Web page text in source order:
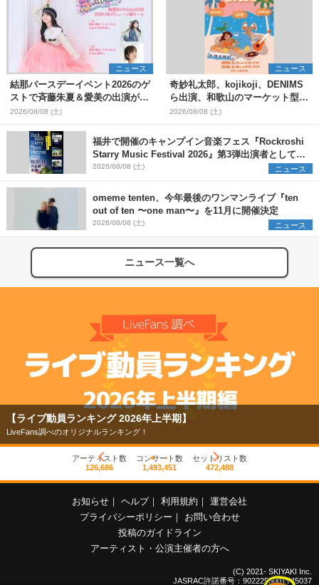
ニュース
結那バースデーイベント2026のゲ
ストで斉藤朱夏＆愛美の出演が決
定
2026/08/08 (土)
ニュース
奇妙礼太郎、kojikoji、DENIMS
ら出演、和歌山のマーケット型野
外イベント『PICNIC JAM
2026』早割チケット発売開始
2026/08/08 (土)
福井で開催のキャンプイン音楽フェス『Rockroshi
Starry Music Festival 2026』第3弾出演者として
SCOOBIE DO、かりゆし58、Reiを発表
2026/08/08 (土) ニュース
omeme tenten、今年最後のワンマンライブ『ten
out of ten 〜one man〜』を11月に開催決定
2026/08/08 (土) ニュース
ニュース一覧へ
【ライブ動員ランキング 2026年上半期】
LiveFans調べのオリジナルランキング！
アーティスト数
126,686
コンサート数
1,493,451
セットリスト数
472,488
お知らせ ヘルプ 利用規約
運営会社
プライバシーポリシー
お問い合わせ
投稿のガイドライン
アーティスト・公演主催者の方へ
(C) 2021- SKIYAKI Inc.
JASRAC許諾番号：9022255001Y45037